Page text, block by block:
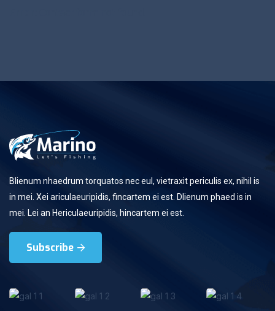
Blienum nhaedrum torquatos nec eul, vietraxit periculis ex, nihil is
in mei. Xei ariculaeuripidis, fincartem ei est. Dlienum phaed is in
mei. Lei an Hericulaeuripidis, hincartem ei est.
Subscribe